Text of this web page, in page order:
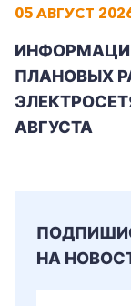
05 АВГУСТ
ПЛАНОВЫХ
АВГУСТА
НА